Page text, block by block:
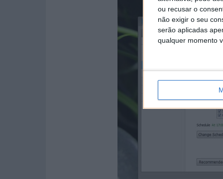
ou recusar o
não exigir o seu
serão aplicadas
qualquer momento